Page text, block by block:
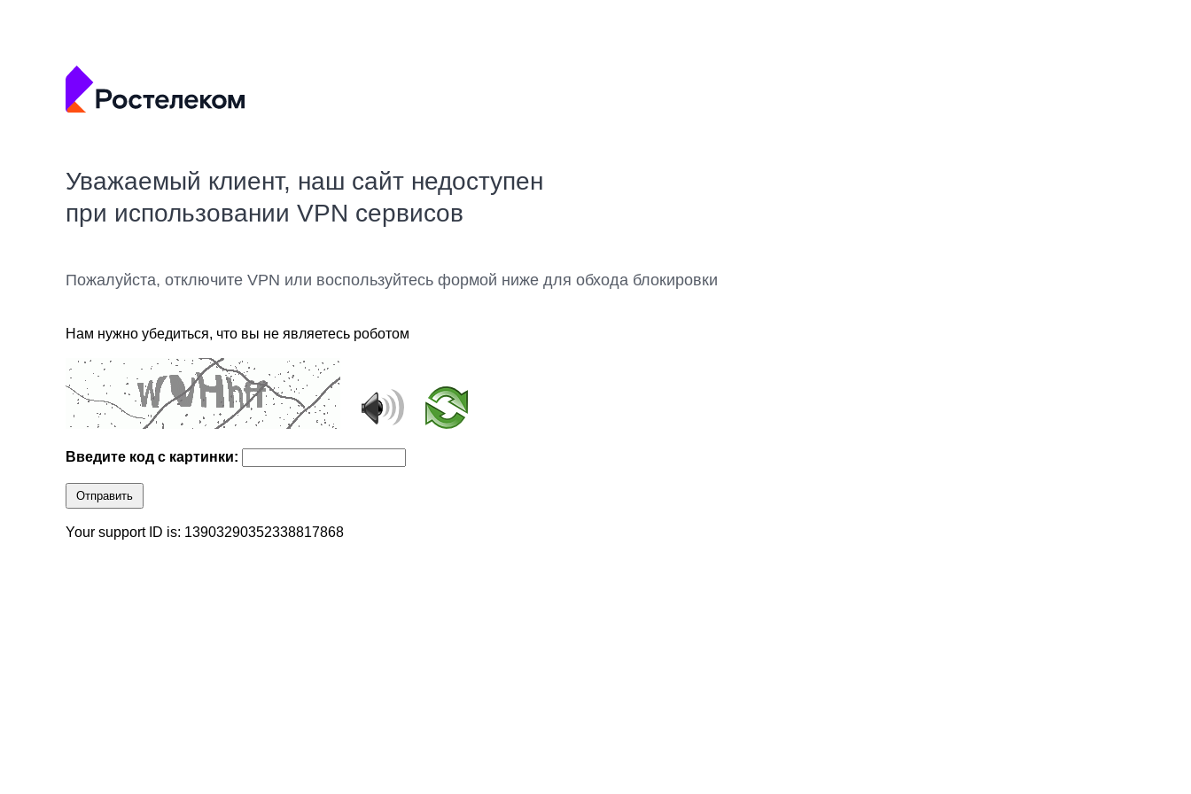
Уважаемый клиент, наш сайт недоступен
при использовании VPN сервисов
Пожалуйста, отключите VPN или воспользуйтесь формой ниже для обхода блокировки
Нам нужно убедиться, что вы не являетесь роботом
Введите код с картинки:
Отправить
Your support ID is: 13903290352338817868